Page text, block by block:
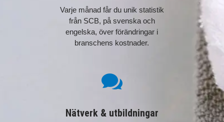
Varje månad får du unik statistik
från SCB, på svenska och
engelska, över förändringar i
branschens kostnader.

Nätverk & utbildningar